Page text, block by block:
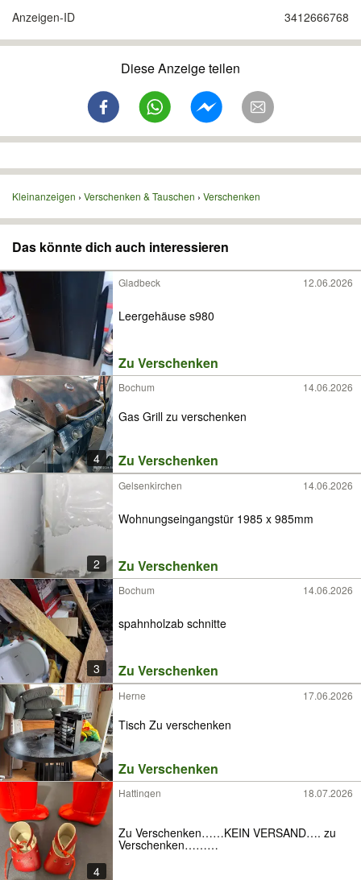
Anzeigen-ID 3412666768
Diese Anzeige teilen
Kleinanzeigen Verschenken & Tauschen Verschenken
Das könnte dich auch interessieren
Gladbeck 12.06.2026
Leergehäuse s980
Zu Verschenken
4
Bochum 14.06.2026
Gas Grill zu verschenken
Zu Verschenken
2
Gelsenkirchen 14.06.2026
Wohnungseingangstür 1985 x 985mm
Zu Verschenken
3
Bochum 14.06.2026
spahnholzab schnitte
Zu Verschenken
Herne 17.06.2026
Tisch Zu verschenken
Zu Verschenken
4
Hattingen 18.07.2026
Zu Verschenken……KEIN VERSAND…. zu
Verschenken………